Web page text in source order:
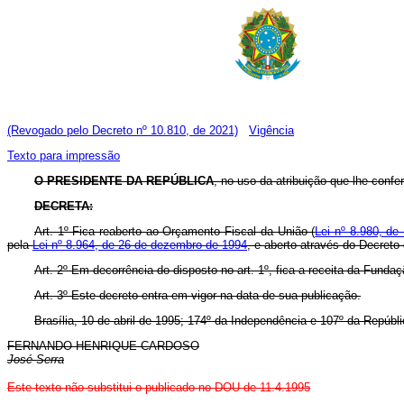
(Revogado pelo Decreto nº 10.810, de 2021)
Vigência
Texto para impressão
O PRESIDENTE DA REPÚBLICA, no uso da atribuição que lhe
DECRETA:
Art. 1º Fica reaberto ao Orçamento Fiscal da União (Lei nº 8.980, de
pelaLei nº 8.964, de 26 de dezembro de 1994, e aberto através do
Art. 2º Em decorrência do disposto no art. 1º, fica a receita da
Art. 3º Este decreto entra em vigor na data de sua publicação.
Brasília, 10 de abril de 1995; 174º da Independência e 107º da
FERNANDO HENRIQUE CARDOSO
José Serra
Este texto não substitui o publicado no DOU de 11.4.1995